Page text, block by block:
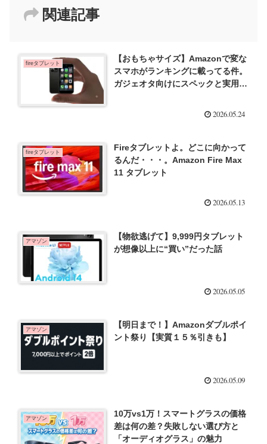
関連記事
fireタブレット
【おもちゃサイズ】Amazonで変な
スマホがランキングに載ってる件。
ガジェオタ向けにスペックと実用性
2026.05.24
fireタブレット
Fireタブレットよ。どこに向かって
るんだ・・・。Amazon Fire Max
11 タブレット
2026.05.13
アマゾン
【物欲逃げて】9,999円タブレット
が想像以上に“買い”だった話
2026.05.05
アマゾン
【明日まで！】Amazonダブルポイ
ント祭り【実質１５％引きも】
2026.05.09
アマゾン
10万vs1万！スマートグラスの価格
差は何の差？失敗しない選び方と
「オーディオグラス」の魅力